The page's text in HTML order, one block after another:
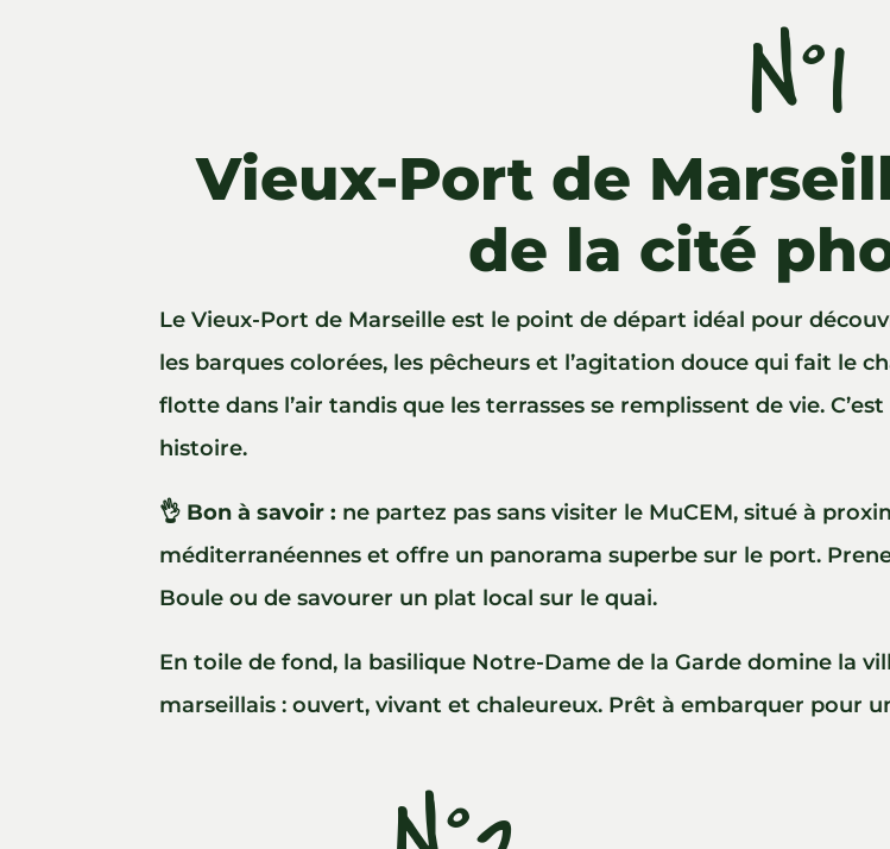
N°1
Vieux-Port de
de la cité
Le Vieux-Port de Marseille est le point de départ idéal pour
les barques colorées, les pêcheurs et l’agitation douce qui fait le
flotte dans l’air tandis que les terrasses se remplissent de vie.
histoire.
👌 Bon à savoir : ne partez pas sans visiter le MuCEM, situé à
méditerranéennes et offre un panorama superbe sur le port.
Boule ou de savourer un plat local sur le quai.
En toile de fond, la basilique Notre-Dame de la Garde domine la
marseillais : ouvert, vivant et chaleureux. Prêt à embarquer pour